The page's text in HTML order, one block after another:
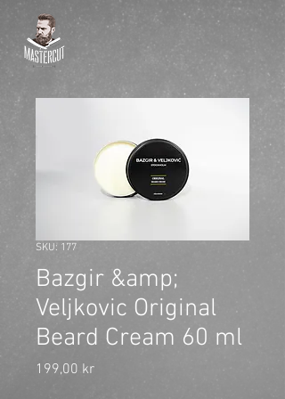
SKU: 177
Bazgir &amp;
Veljkovic Original
Beard Cream 60 ml
199,00 krPris